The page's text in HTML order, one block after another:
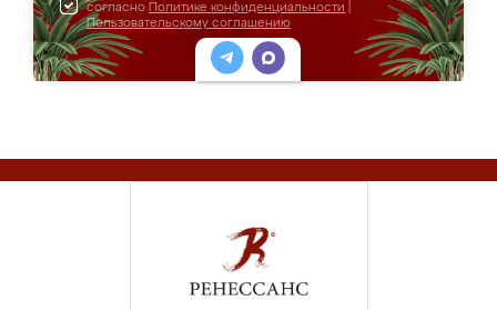
согласно Политике конфиденциальности
Пользовательскому соглашению